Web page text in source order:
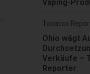
Vaping-
Tobacco
Ohio wägt
Verkäufe –
Reporter